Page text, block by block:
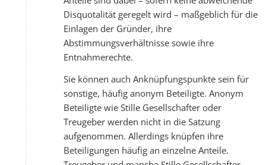
Disquotalität geregelt wird – maßgeblich für die
Einlagen der Gründer, ihre
Abstimmungsverhältnisse sowie ihre
Entnahmerechte.
Sie können auch Anknüpfungspunkte sein für
sonstige, häufig anonym Beteiligte. Anonym
Beteiligte wie Stille Gesellschafter oder
Treugeber werden nicht in die Satzung
aufgenommen. Allerdings knüpfen ihre
Beteiligungen häufig an einzelne Anteile.